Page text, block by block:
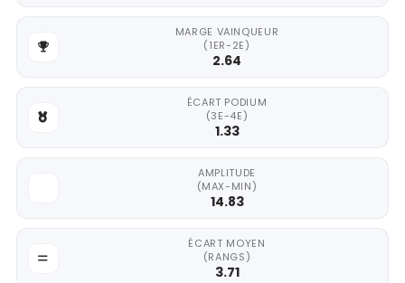
MARGE VAINQUEUR
(1ER-2E)
2.64
ÉCART PODIUM
(3E-4E)
1.33
AMPLITUDE
(MAX-MIN)
14.83
ÉCART MOYEN
(RANGS)
3.71